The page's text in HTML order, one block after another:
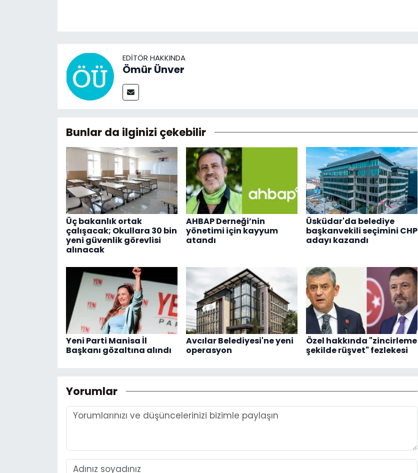
EDITÖR HAKKINDA
Ömür Ünver
Bunlar da ilginizi çekebilir
Üç bakanlık ortak
çalışacak; Okullara 30 bin
yeni güvenlik görevlisi
alınacak
AHBAP Derneği’nin
yönetimi için kayyum
atandı
Üsküdar'da belediye
başkanvekili seçimini CHP
adayı kazandı
Yeni Parti Manisa İl
Başkanı gözaltına alındı
Avcılar Belediyesi'ne yeni
operasyon
Özel hakkında "zincirleme
şekilde rüşvet" fezlekesi
Yorumlar